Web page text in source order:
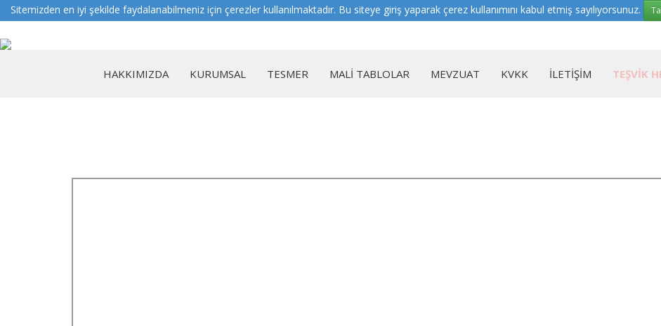
Sitemizden en iyi şekilde faydalanabilmeniz için çerezler kullanılmaktadır. Bu siteye giriş yaparak çerez kullanımını kabul etmiş sayılıyorsunuz.
HAKKIMIZDA KURUMSAL TESMER MALİ TABLOLAR MEVZUAT KVKK İLETİŞİM TEŞVİK